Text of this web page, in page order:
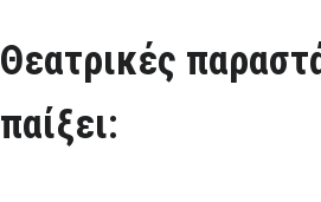
Θεατρικές
παίξει: